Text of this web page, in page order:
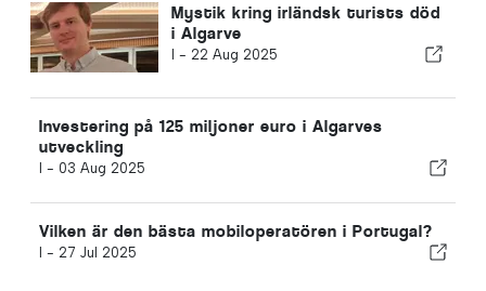
Mystik kring irländsk turists död
i Algarve
I - 22 Aug 2025
Investering på 125 miljoner euro i Algarves
utveckling
I - 03 Aug 2025
Vilken är den bästa mobiloperatören i Portugal?
I - 27 Jul 2025